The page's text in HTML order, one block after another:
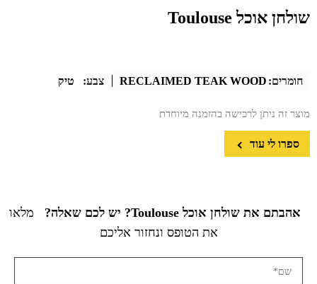
שולחן אוכל Toulouse
חומרים: RECLAIMED TEAK WOOD צבע: טיק
מוצר זה ניתן לרכישה בהזמנה מיוחדת
ספרו לי עוד
אהבתם את שולחן אוכל Toulouse? יש לכם שאלה?
מלאו
את הטופס ונחזור אליכם